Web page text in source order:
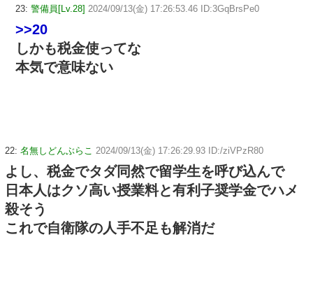
23: 警備員[Lv.28] 2024/09/13(金) 17:26:53.46 ID:3GqBrsPe0
>>20
しかも税金使ってな
本気で意味ない
22: 名無しどんぶらこ 2024/09/13(金) 17:26:29.93 ID:/ziVPzR80
よし、税金でタダ同然で留学生を呼び込んで
日本人はクソ高い授業料と有利子奨学金でハメ
殺そう
これで自衛隊の人手不足も解消だ